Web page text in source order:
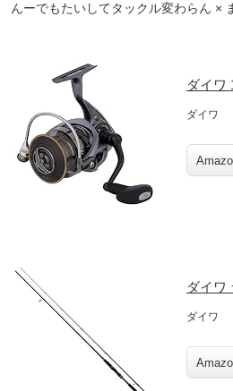
んーでもたいしてタックル変わらん ×
ダイワ
ダイワ
ダイワ
ダイワ